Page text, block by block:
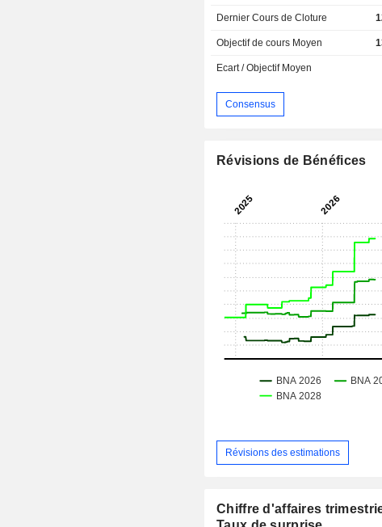
Dernier Cours de Cloture
Objectif de cours Moyen
Ecart / Objectif Moyen
Consensus
Révisions de Bénéfices
Révisions des estimations
Chiffre d'affaires